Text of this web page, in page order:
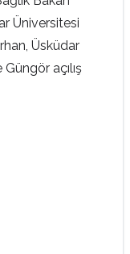
Üniversitesi
Üsküdar
açılış